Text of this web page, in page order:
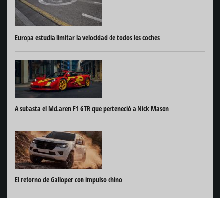
Europa estudia limitar la velocidad de todos los coches
A subasta el McLaren F1 GTR que perteneció a Nick Mason
El retorno de Galloper con impulso chino